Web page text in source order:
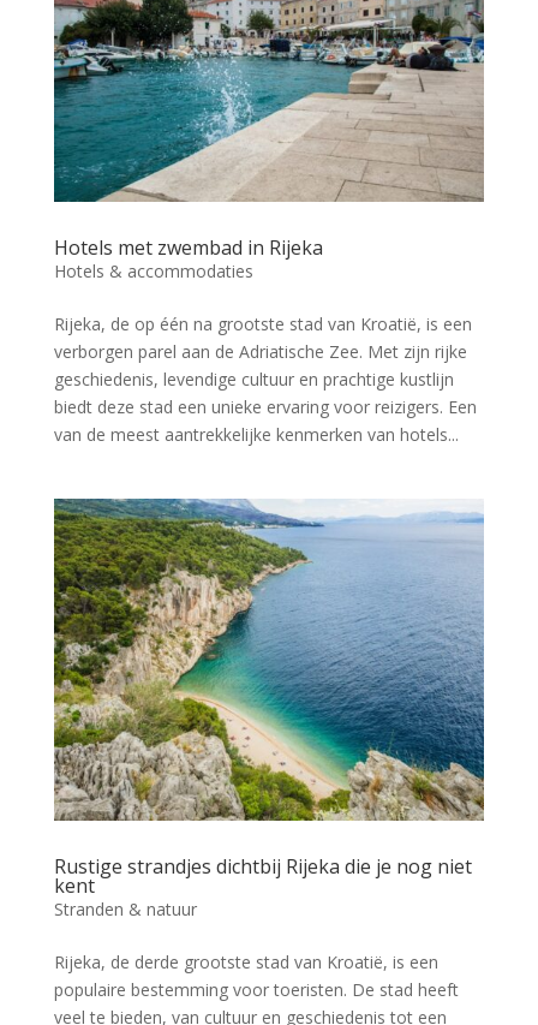
Hotels met zwembad in Rijeka
Hotels & accommodaties
Rijeka, de op één na grootste stad van Kroatië, is een
verborgen parel aan de Adriatische Zee. Met zijn rijke
geschiedenis, levendige cultuur en prachtige kustlijn
biedt deze stad een unieke ervaring voor reizigers. Een
van de meest aantrekkelijke kenmerken van hotels...
Rustige strandjes dichtbij Rijeka die je nog niet
kent
Stranden & natuur
Rijeka, de derde grootste stad van Kroatië, is een
populaire bestemming voor toeristen. De stad heeft
veel te bieden, van cultuur en geschiedenis tot een